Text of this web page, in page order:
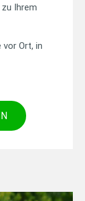
Ihrem
vor Ort, in
(ÖFFNET IN